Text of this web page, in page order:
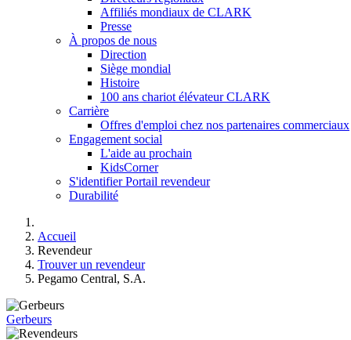
Affiliés mondiaux de CLARK
Presse
À propos de nous
Direction
Siège mondial
Histoire
100 ans chariot élévateur CLARK
Carrière
Offres d'emploi chez nos partenaires commerciaux
Engagement social
L'aide au prochain
KidsCorner
S'identifier Portail revendeur
Durabilité
Accueil
Revendeur
Trouver un revendeur
Pegamo Central, S.A.
Gerbeurs